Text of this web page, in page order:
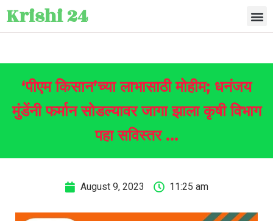
Krishi 24
‘पीएम किसान’च्या लाभासाठी मोहीम; धनंजय
मुंडेंनी फर्मान सोडल्यावर जागा झाला कृषी विभाग
पहा सविस्तर …
August 9, 2023 11:25 am